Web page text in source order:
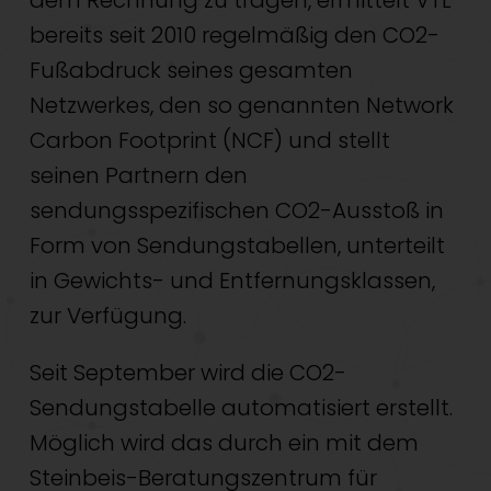
bereits seit 2010 regelmäßig den CO2-
Fußabdruck seines gesamten
Netzwerkes, den so genannten Network
Carbon Footprint (NCF) und stellt
seinen Partnern den
sendungsspezifischen CO2-Ausstoß in
Form von Sendungstabellen, unterteilt
in Gewichts- und Entfernungsklassen,
zur Verfügung.
Seit September wird die CO2-
Sendungstabelle automatisiert erstellt.
Möglich wird das durch ein mit dem
Steinbeis-Beratungszentrum für